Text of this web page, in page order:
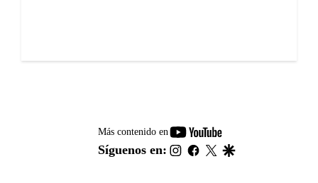
Más contenido en
youtube-
footer
Síguenos en: instagram
facebook
twitter